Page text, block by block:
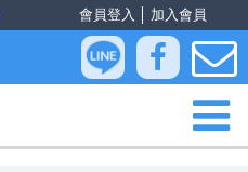
會員登入 加入會員